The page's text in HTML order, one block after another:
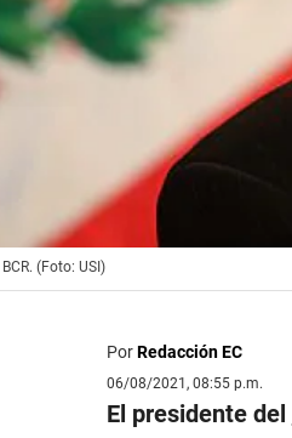
(Foto: USI)
PorRedacción EC
06/08/2021, 08:55 p.m.
El presidente del